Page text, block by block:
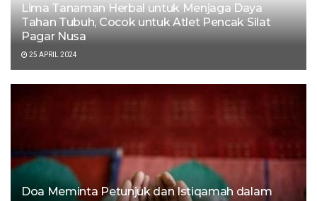
Lima Tanaman Herbal untuk Menjaga Daya
Tahan Tubuh, Cocok untuk Atlet Pencak Silat
Pagar Nusa
25 APRIL 2024
Doa Meminta Petunjuk dan Istiqamah dalam